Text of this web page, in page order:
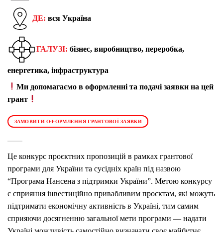
ДЕ: вся Україна
ГАЛУЗІ: бізнес, виробництво, переробка,
енергетика, інфраструктура
Ми допомагаємо в оформленні та подачі заявки на цей
грант
ЗАМОВИТИ ОФОРМЛЕННЯ ГРАНТОВОЇ ЗАЯВКИ
Це конкурс проєктних пропозицій в рамках грантової
програми для України та сусідніх країн під назвою
“Програма Нансена з підтримки України”. Метою конкурсу
є сприяння інвестиційно привабливим проєктам, які можуть
підтримати економічну активність в Україні, тим самим
сприяючи досягненню загальної мети програми — надати